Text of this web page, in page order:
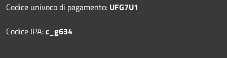
Codice univoco di pagamento: UFG7U1
Codice IPA:c_g634